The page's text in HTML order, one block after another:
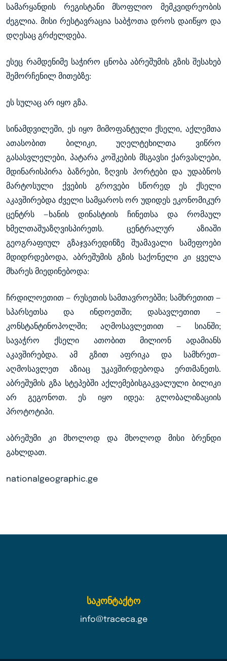
სამარყანდის რეგისტანი მსოფლიო მემკვიდრეობის
ძეგლია. მისი რესტავრაცია საბჭოთა დროს დაიწყო და
დღესაც გრძელდება.
ესეც რამდენიმე საჭირო ცნობა აბრეშუმის გზის შესახებ
შემორჩენილ მითებზე:
ეს სულაც არ იყო გზა.
სინამდვილეში, ეს იყო მიმოფანტული ქსელი, აქლემთა
ათასობით ბილიკი, უღელტეხილთა ვიწრო
გასასვლელები, პატარა კოშკების მსგავსი ქარვასლები,
მდინარისპირა ბაზრები, ზღვის პორტები და უდაბნოს
მარტოსული ქვების გროვები სწორედ ეს ქსელი
აკავშირებდა ძველი სამყაროს ორ უდიდეს ეკონომიკურ
ცენტრს —ხანის დინასტიის ჩინეთსა და რომაულ
ხმელთაშუაზღვისპირეთს. ცენტრალურ აზიაში
გეოგრაფიულ გზაჯვარედინზე შუამავალი სამეფოები
მდიდრდებოდა, აბრეშუმის გზის საქონელი კი ყველა
მხარეს მიედინებოდა:
ჩრდილოეთით — რუსეთის სამთავროებში; სამხრეთით —
სპარსეთსა და ინდოეთში; დასავლეთით —
კონსტანტინოპოლში; აღმოსავლეთით — სიანში;
სავაჭრო ქსელი ათობით მილიონ ადამიანს
აკავშირებდა. ამ გზით აფრიკა და სამხრეთ-
აღმოსავლეთ აზიაც უკავშირდებოდა ერთმანეთს.
აბრეშუმის გზა სტეპებში აქლემებისგაკვალული ბილიკი
არ გეგონოთ. ეს იყო იდეა: გლობალიზაციის
პროტოტიპი.
აბრეშუმი კი მხოლოდ და მხოლოდ მისი ბრენდი
გახლდათ.
nationalgeographic.ge
საკონტაქტო
info@traceca.ge